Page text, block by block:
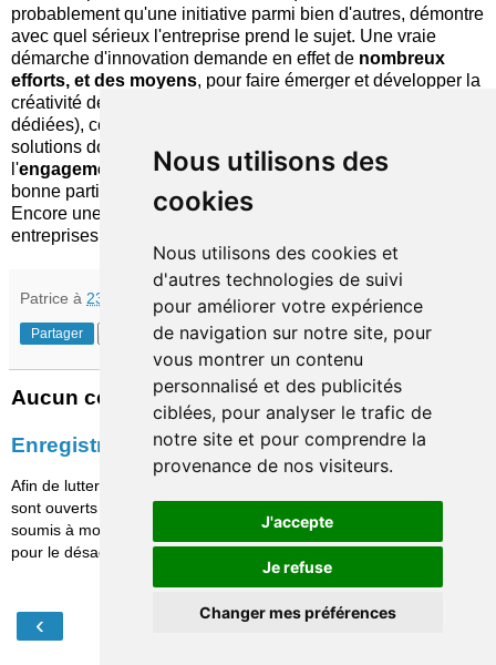
Nous utilisons des
cookies
Nous utilisons des cookies et
d'autres technologies de suivi
pour améliorer votre expérience
de navigation sur notre site, pour
vous montrer un contenu
personnalisé et des publicités
ciblées, pour analyser le trafic de
notre site et pour comprendre la
provenance de nos visiteurs.
J'accepte
Je refuse
Changer mes préférences
probablement qu'une initiative parmi bien d'autres, démontre
avec quel sérieux l'entreprise prend le sujet. Une vraie
démarche d'innovation demande en effet de nombreux
efforts, et des moyens, pour faire émerger et développer la
créativité des collaborateurs (même lorsqu'il s'agit d'équipes
dédiées), ce que beaucoup tendent à oublier... L'espace
solutions donnent également un petit aperçu de
l'engagement des dirigeantsde P&G, auxquelles une
bonne partie des salles de démonstration sont destinées.
Encore une donnée qui n'est pas commune à toutes les
entreprises...
Patrice à 23:57
Partager
Aucun commentaire:
Enregistrer un commentaire
Afin de lutter contre le spam, les commentaires ne
sont ouverts qu'aux personnes identifiées et sont
soumis à modération (je suis sincèrement désolé
pour le désagrément causé…)
‹ Accueil